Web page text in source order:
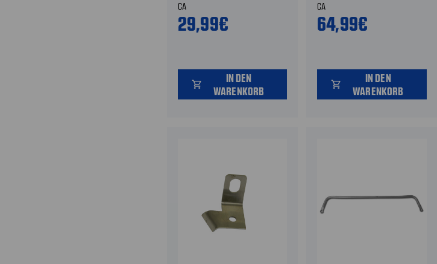
CA
29,99€
shopping_cart
IN DEN
WARENKORB
CA
64,99€
shopping_cart
IN DEN
WARENKORB